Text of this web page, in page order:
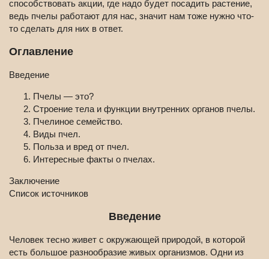
способствовать акции, где надо будет посадить растение,
ведь пчелы работают для нас, значит нам тоже нужно что-
то сделать для них в ответ.
Оглавление
Введение
Пчелы — это?
Строение тела и функции внутренних органов пчелы.
Пчелиное семейство.
Виды пчел.
Польза и вред от пчел.
Интересные факты о пчелах.
Заключение
Список источников
Введение
Человек тесно живет с окружающей природой, в которой
есть большое разнообразие живых организмов. Одни из